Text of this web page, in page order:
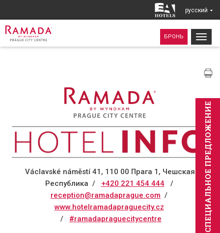
pусский
БРОНЬ
CПЕЦИAЛЬНОЕ ПРЕДЛОЖЕНИЕ
Václavské náměstí 41, 110 00 Прага 1, Чешская
Республика / +420 221 454 444/
reception@ramadaprague.com /
www.hotelramadapraguecity.cz
/ #ramadapraguecitycentre